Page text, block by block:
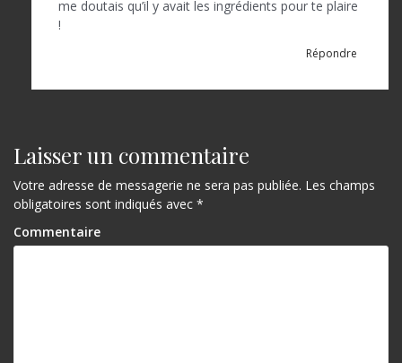
me doutais qu’il y avait les ingrédients pour te plaire
!
Répondre
Laisser un commentaire
Votre adresse de messagerie ne sera pas publiée. Les champs
obligatoires sont indiqués avec *
Commentaire